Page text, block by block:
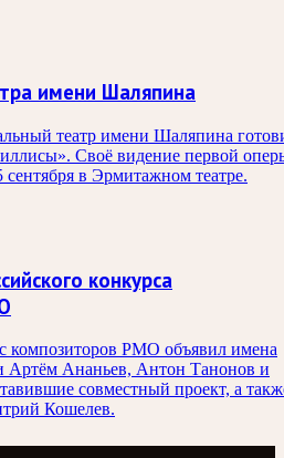
имени Шаляпина
театр имени Шаляпина
Своё видение первой
в Эрмитажном театре.
конкурса
композиторов РМО объявил имена
Артём Ананьев, Антон Танонов и
совместный проект, а
Кошелев.